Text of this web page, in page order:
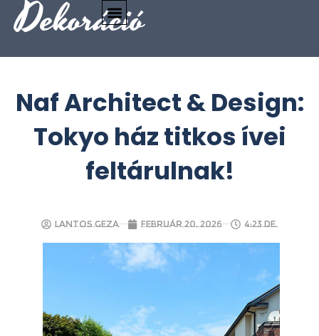
Dekoráció
Naf Architect & Design:
Tokyo ház titkos ívei
feltárulnak!
Lantos Geza február 20, 2026 4:23 de.